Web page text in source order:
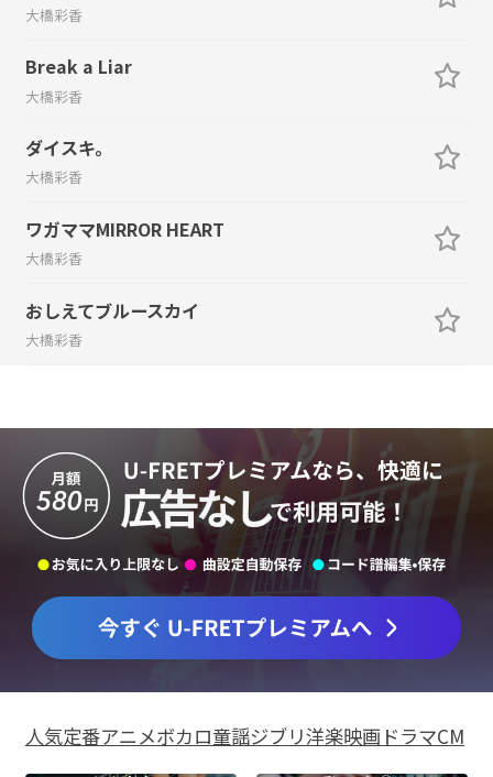
大橋彩香
Break a Liar
大橋彩香
ダイスキ。
大橋彩香
ワガママMIRROR HEART
大橋彩香
おしえてブルースカイ
大橋彩香
人気定番アニメボカロ童謡ジブリ洋楽映画ドラマCM